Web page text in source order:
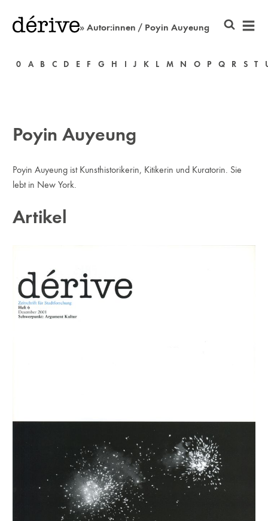
» Autor:innen / Poyin Auyeung
0 A B C D E F G H I J K L M N O P Q R S T
Poyin Auyeung
Poyin Auyeung ist Kunsthistorikerin, Kitikerin und Kuratorin. Sie
lebt in New York.
Artikel